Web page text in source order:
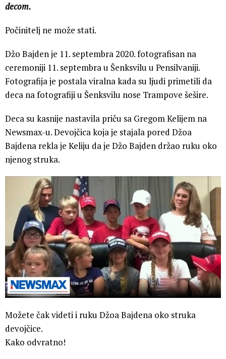
decom.
Počinitelj ne može stati.
Džo Bajden je 11. septembra 2020. fotografisan na
ceremoniji 11. septembra u Šenksvilu u Pensilvaniji.
Fotografija je postala viralna kada su ljudi primetili da
deca na fotografiji u Šenksvilu nose Trampove šešire.
Deca su kasnije nastavila priču sa Gregom Kelijem na
Newsmax-u. Devojčica koja je stajala pored Džoa
Bajdena rekla je Keliju da je Džo Bajden držao ruku oko
njenog struka.
Možete čak videti i ruku Džoa Bajdena oko struka
devojčice.
Kako odvratno!